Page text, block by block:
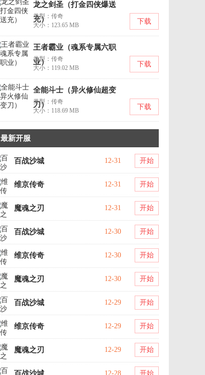
龙之剑圣（打金四侠爆送
充）
类型：传奇
大小：123.65 MB
下载
王者霸业（魂系专属六职
业）
类型：传奇
大小：119.02 MB
下载
全能斗士（异火修仙超变
刀）
类型：传奇
大小：118.69 MB
下载
最新开服
百战沙城 12-31 开始
维京传奇 12-31 开始
魔魂之刃 12-31 开始
百战沙城 12-30 开始
维京传奇 12-30 开始
魔魂之刃 12-30 开始
百战沙城 12-29 开始
维京传奇 12-29 开始
魔魂之刃 12-29 开始
12-28 开始